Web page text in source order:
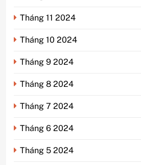
Tháng 11 2024
Tháng 10 2024
Tháng 9 2024
Tháng 8 2024
Tháng 7 2024
Tháng 6 2024
Tháng 5 2024